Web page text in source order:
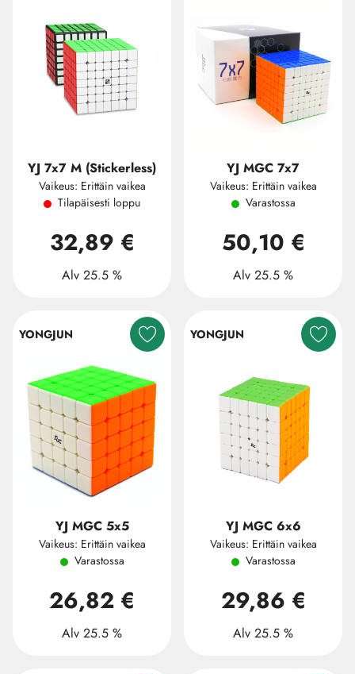
YJ 7x7 M (Stickerless)
Vaikeus: Erittäin vaikea
Tilapäisesti loppu
32,89 €
Alv 25.5 %
YJ MGC 7x7
Vaikeus: Erittäin vaikea
Varastossa
50,10 €
Alv 25.5 %
YONGJUN
YJ MGC 5x5
Vaikeus: Erittäin vaikea
Varastossa
26,82 €
Alv 25.5 %
YONGJUN
YJ MGC 6x6
Vaikeus: Erittäin vaikea
Varastossa
29,86 €
Alv 25.5 %